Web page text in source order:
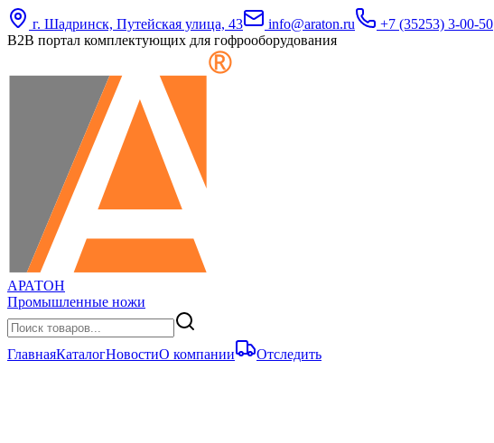
г. Шадринск, Путейская улица, 43 info@araton.ru
+7 (35253) 3-00-50
B2B портал комплектующих для гофрооборудования
АРАТОН
Промышленные ножи
ГлавнаяКаталогНовостиО компании Отследить